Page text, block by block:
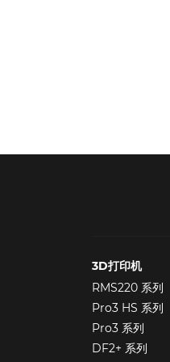
3D打印机
RMS220 系列
Pro3 HS 系列
Pro3 系列
DF2+ 系列